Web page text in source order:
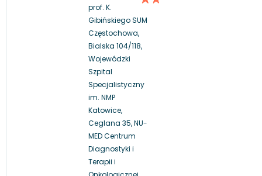
prof. K.
Gibińskiego SUM
Częstochowa,
Bialska 104/118,
Wojewódzki
Szpital
Specjalistyczny
im. NMP
Katowice,
Ceglana 35, NU-
MED Centrum
Diagnostyki i
Terapii i